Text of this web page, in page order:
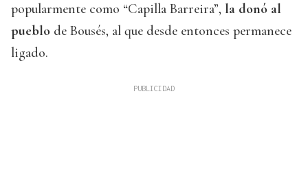
popularmente como “Capilla Barreira”, la donó al
pueblo de Bousés, al que desde entonces permanece
ligado.